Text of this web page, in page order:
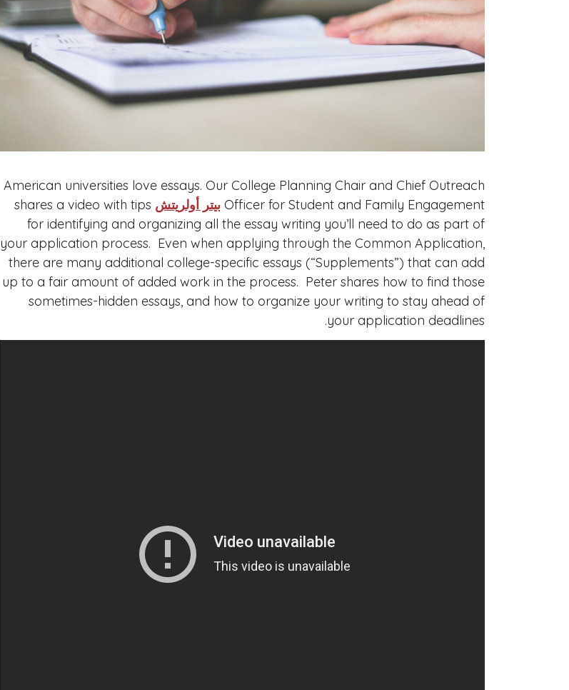
American universities love essays. Our College Planning Chair and Chief Outreach
Officer for Student and Family Engagement بيتر أولريتش shares a video with tips
for identifying and organizing all the essay writing you’ll need to do as part of
your application process. Even when applying through the Common Application,
there are many additional college-specific essays (“Supplements”) that can add
up to a fair amount of added work in the process. Peter shares how to find those
sometimes-hidden essays, and how to organize your writing to stay ahead of
your application deadlines.